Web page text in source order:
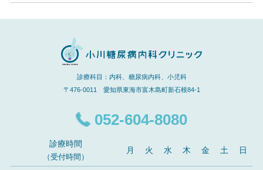
診療科目：内科、糖尿病内科、小児科
〒476-0011 愛知県東海市富木島町新石根84-1
052-604-8080
診療時間
（受付時間）
月 火 水 木 金 土 日